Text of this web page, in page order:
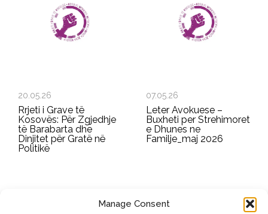
Manage Consent
20.05.26
Rrjeti i Grave të
Kosovës: Për Zgjedhje
të Barabarta dhe
Dinjitet për Gratë në
Politikë
07.05.26
Leter Avokuese –
Buxheti per Strehimoret
e Dhunes ne
Familje_maj 2026